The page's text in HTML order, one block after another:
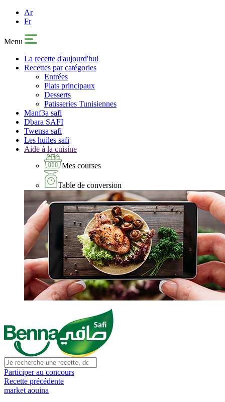
Ar
Fr
Menu
La recette d'aujourd'hui
Recettes par catégories
Entrées
Plats principaux
Desserts
Patisseries Tunisiennes
Manf3a safi
Dbara SAFI
Twensa safi
Les huiles safi
Aide à la cuisine
Mes courses
Table de conversion
Participer au concours
Recette précédente
market aouina